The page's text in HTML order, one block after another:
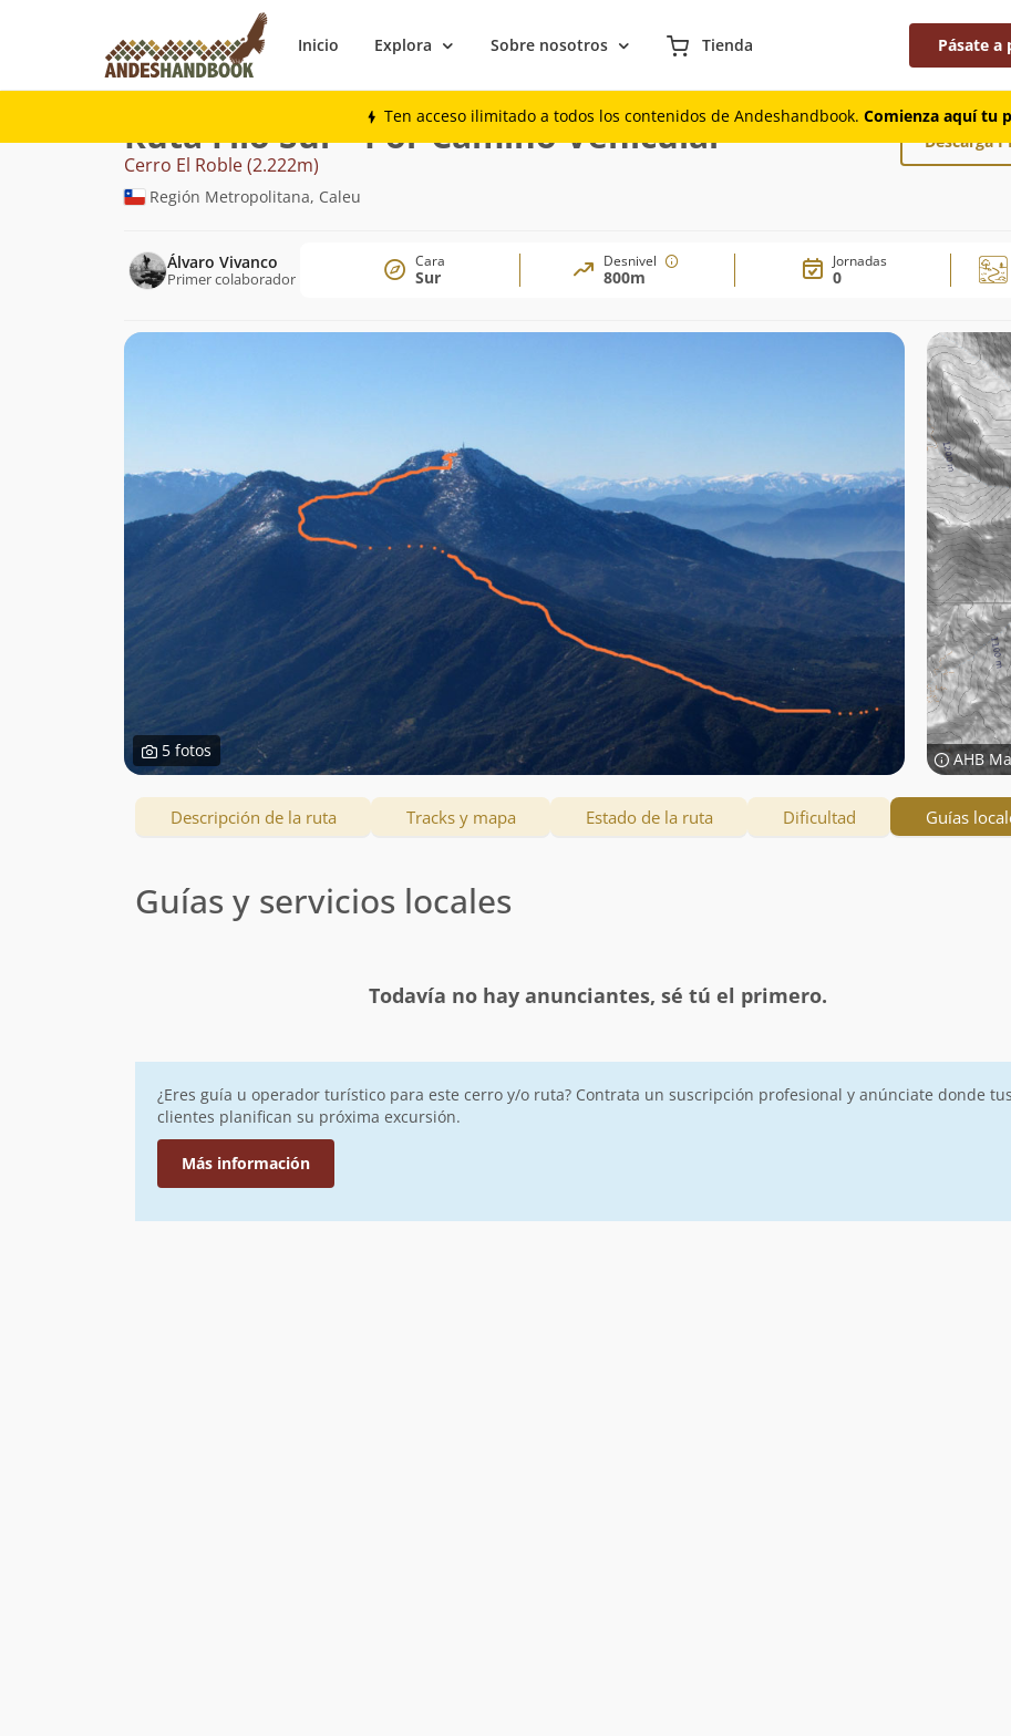
Inicio Explora Sobre nosotros Tienda Pásate a
Ten acceso ilimitado a todos los contenidos de Andeshandbook. Comienza aquí tu
Montaña
Ruta Filo Sur - Por Camino Vehicular
Cerro El Roble (2.222m)
Región Metropolitana, Caleu
Descarga
Álvaro Vivanco
Primer colaborador
Cara
Sur
Desnivel
800m
Jornadas
0
5 fotos AHB
Descripción de la ruta Tracks y mapa Estado de la ruta Dificultad Guías
Guías y servicios locales
Todavía no hay anunciantes, sé tú el primero.
¿Eres guía u operador turístico para este cerro y/o ruta? Contrata un suscripción profesional y anúnciate donde tus
clientes planifican su próxima excursión.
Más información